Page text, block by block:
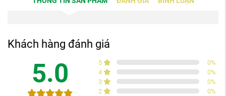
Khách hàng đánh giá
5.0 5 0%
4
0%
3
0%
2
0%